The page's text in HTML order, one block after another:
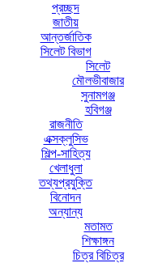
প্রচ্ছদ
জাতীয়
আন্তর্জাতিক
সিলেট বিভাগ
সিলেট
মৌলভীবাজার
সুনামগঞ্জ
হবিগঞ্জ
রাজনীতি
এক্সক্লুসিভ
শিল্প-সাহিত্য
খেলাধুলা
তথ্যপ্রযুক্তি
বিনোদন
অন্যান্য
মতামত
শিক্ষাঙ্গন
চিত্র বিচিত্র